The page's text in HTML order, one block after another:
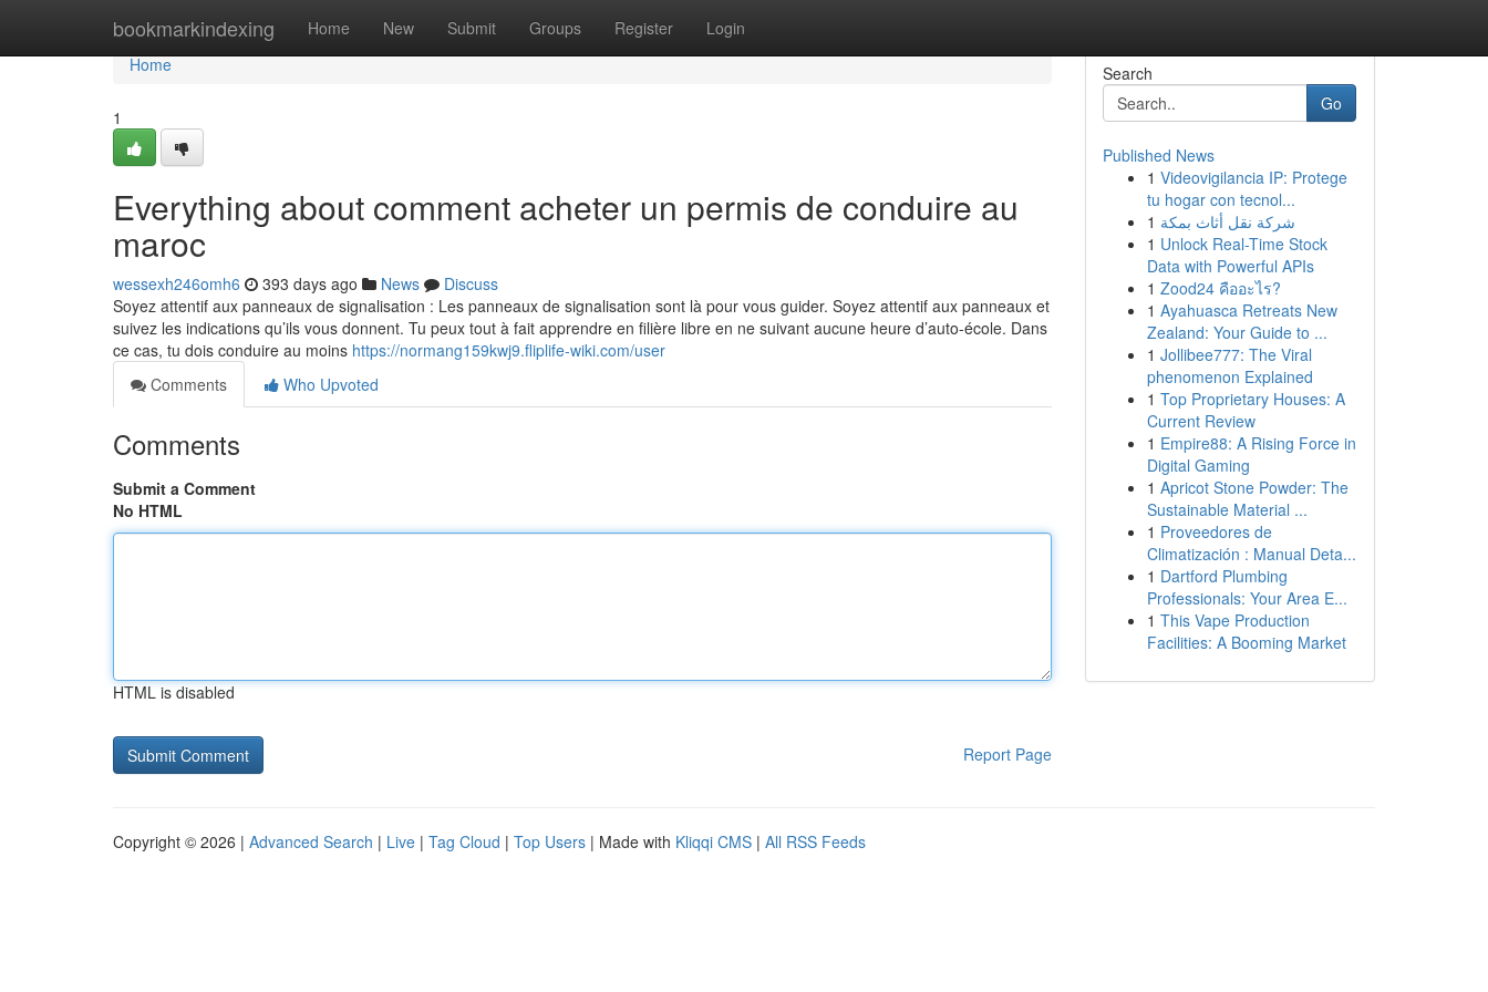
bookmarkindexing Home New Submit Groups Register Login
Home
Home
1
Everything about comment acheter un permis de conduire au
maroc
wessexh246omh6 393 days ago News
Discuss
Soyez attentif aux panneaux de signalisation : Les panneaux de signalisation sont là pour vous guider. Soyez attentif aux panneaux et
suivez les indications qu’ils vous donnent. Tu peux tout à fait apprendre en filière libre en ne suivant aucune heure d’auto-école. Dans
ce cas, tu dois conduire au moins https://normang159kwj9.fliplife-wiki.com/user
Comments
Who Upvoted
Comments
Submit a Comment
No HTML
HTML is disabled
Report Page
Search
Go
Published News
1 Videovigilancia IP: Protege
tu hogar con tecnol...
1 شركة نقل أثاث بمكة
1 Unlock Real-Time Stock
Data with Powerful APIs
1 Zood24 คืออะไร?
1 Ayahuasca Retreats New
Zealand: Your Guide to ...
1 Jollibee777: The Viral
phenomenon Explained
1 Top Proprietary Houses: A
Current Review
1 Empire88: A Rising Force in
Digital Gaming
1 Apricot Stone Powder: The
Sustainable Material ...
1 Proveedores de
Climatización : Manual Deta...
1 Dartford Plumbing
Professionals: Your Area E...
1 This Vape Production
Facilities: A Booming Market
Copyright © 2026 | Advanced Search | Live | Tag Cloud | Top Users | Made with Kliqqi CMS | All RSS Feeds